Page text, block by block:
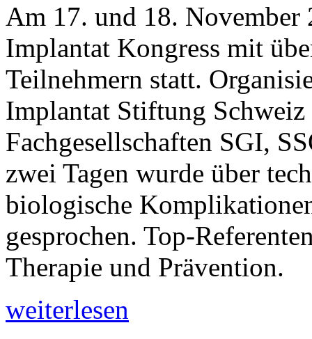
Am 17. und 18.
Implantat Kongress mit
Teilnehmern statt.
Implantat Stiftung
Fachgesellschaften SGI,
zwei Tagen wurde über
biologische
gesprochen. Top-
Therapie und Prävention.
weiterlesen